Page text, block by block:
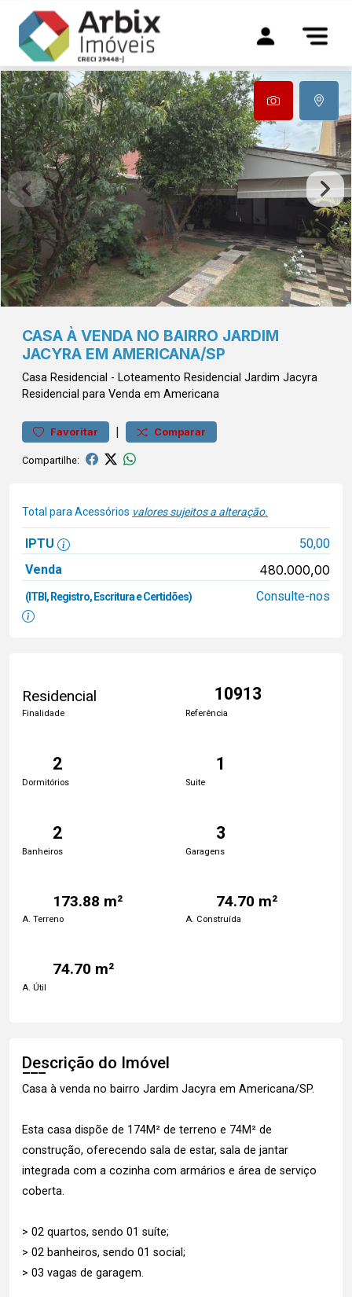
CASA À VENDA NO BAIRRO JARDIM
JACYRA EM AMERICANA/SP
Casa Residencial - Loteamento Residencial Jardim Jacyra
Residencial para Venda em Americana
Favoritar | Comparar
Compartilhe:
Total para Acessórios valores sujeitos a alteração.
IPTU
50,00
Venda
480.000,00
(ITBI, Registro, Escritura e Certidões) Consulte-nos
Residencial
Finalidade
10913
Referência
2
Dormitórios
1
Suite
2
Banheiros
3
Garagens
173.88 m²
A. Terreno
74.70 m²
A. Construída
74.70 m²
A. Útil
Descrição do Imóvel
Casa à venda no bairro Jardim Jacyra em Americana/SP.
Esta casa dispõe de 174M² de terreno e 74M² de
construção, oferecendo sala de estar, sala de jantar
integrada com a cozinha com armários e área de serviço
coberta.
> 02 quartos, sendo 01 suíte;
> 02 banheiros, sendo 01 social;
> 03 vagas de garagem.